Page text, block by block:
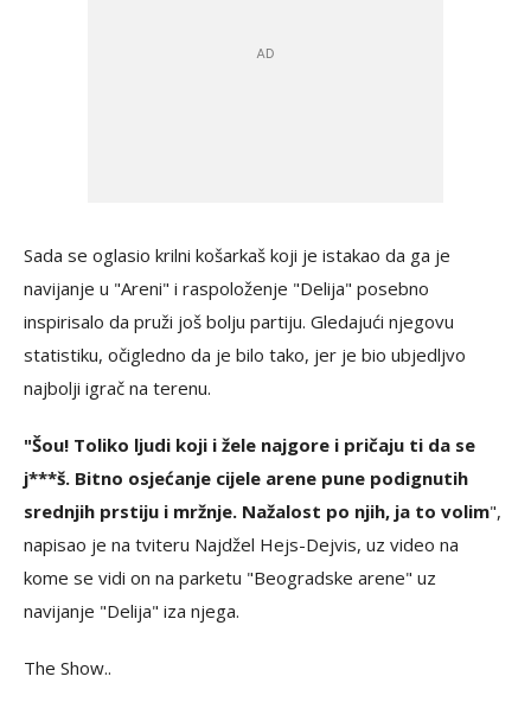
Sada se oglasio krilni košarkaš koji je istakao da ga je
navijanje u "Areni" i raspoloženje "Delija" posebno
inspirisalo da pruži još bolju partiju. Gledajući njegovu
statistiku, očigledno da je bilo tako, jer je bio ubjedljvo
najbolji igrač na terenu.
"Šou! Toliko ljudi koji i žele najgore i pričaju ti da se
j***š. Bitno osjećanje cijele arene pune podignutih
srednjih prstiju i mržnje. Nažalost po njih, ja to volim",
napisao je na tviteru Najdžel Hejs-Dejvis, uz video na
kome se vidi on na parketu "Beogradske arene" uz
navijanje "Delija" iza njega.
The Show..